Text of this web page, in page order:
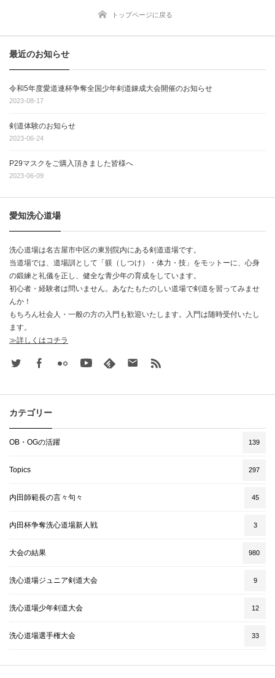
トップページに戻る
最近のお知らせ
令和5年度愛道連杯争奪全国少年剣道錬成大会開催のお知らせ
2023-08-17
剣道体験のお知らせ
2023-06-24
P29マスクをご購入頂きました皆様へ
2023-06-09
愛知洗心道場
洗心道場は名古屋市中区の東別院内にある剣道道場です。
当道場では、道場訓として「躾（しつけ）・体力・技」をモットーに、心身
の鍛練と礼儀を正し、健全な青少年の育成をしています。
初心者・経験者は問いません。あなたもたのしい道場で剣道を習ってみませ
んか！
もちろん社会人・一般の方の入門も歓迎いたします。入門は随時受付いたし
ます。
≫詳しくはコチラ
Twitter FacebookFlickr Youtube feedly Contact
カテゴリー
OB・OGの活躍 139
Topics 297
内田師範長の言々句々 45
内田杯争奪洗心道場新人戦 3
大会の結果 980
洗心道場ジュニア剣道大会 9
洗心道場少年剣道大会 12
洗心道場選手権大会 33